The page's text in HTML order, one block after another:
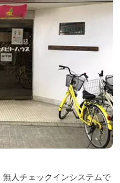
人チェックインシステムで